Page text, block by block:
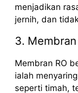
menjadikan
jernih, dan
3.
Membran RO
ialah
seperti timah,